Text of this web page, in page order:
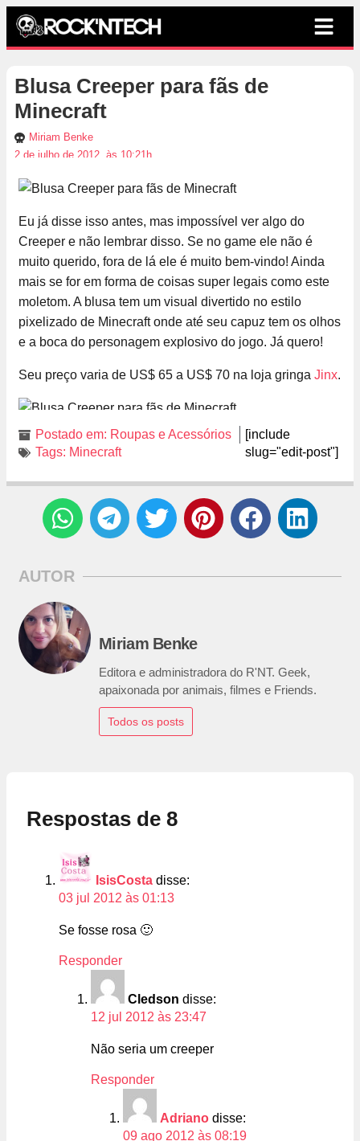
Blusa Creeper para fãs de
Minecraft
Miriam Benke
2 de julho de 2012, às 10:21h
Eu já disse isso antes, mas impossível ver algo do
Creeper e não lembrar disso. Se no game ele não é
muito querido, fora de lá ele é muito bem-vindo! Ainda
mais se for em forma de coisas super legais como este
moletom. A blusa tem um visual divertido no estilo
pixelizado de Minecraft onde até seu capuz tem os olhos
e a boca do personagem explosivo do jogo. Já quero!
Seu preço varia de US$ 65 a US$ 70 na loja gringa Jinx.
Postado em: Roupas e Acessórios
Tags: Minecraft
[include
slug="edit-post"]
AUTOR
Miriam Benke
Editora e administradora do R'NT. Geek,
apaixonada por animais, filmes e Friends.
Todos os posts
Respostas de 8
IsisCosta disse:
03 jul 2012 às 01:13
Se fosse rosa 🙂
Responder
Cledson disse:
12 jul 2012 às 23:47
Não seria um creeper
Responder
Adriano disse:
09 ago 2012 às 08:19